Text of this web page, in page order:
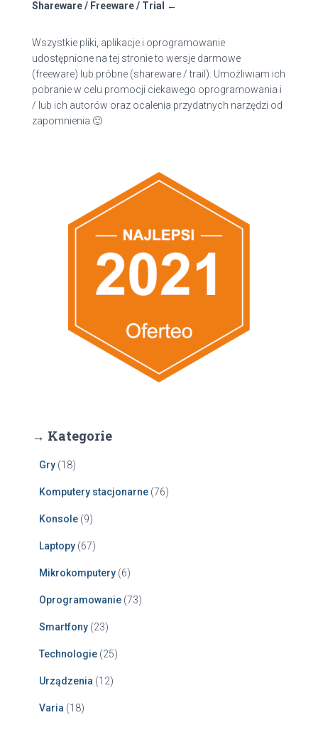
Shareware / Freeware / Trial ←
Wszystkie pliki, aplikacje i oprogramowanie
udostępnione na tej stronie to wersje darmowe
(freeware) lub próbne (shareware / trail). Umożliwiam ich
pobranie w celu promocji ciekawego oprogramowania i
/ lub ich autorów oraz ocalenia przydatnych narzędzi od
zapomnienia 🙂
→ Kategorie
Gry (18)
Komputery stacjonarne (76)
Konsole (9)
Laptopy (67)
Mikrokomputery (6)
Oprogramowanie (73)
Smartfony (23)
Technologie (25)
Urządzenia (12)
Varia (18)